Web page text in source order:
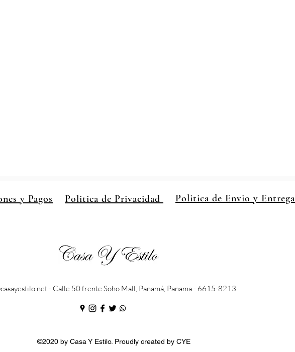
y Pagos Politica de Privacidad Politica de Envio y Entrega
- Calle 50 frente Soho Mall, Panamá, Panama - 6615-8213
©2020 by Casa Y Estilo. Proudly created by CYE